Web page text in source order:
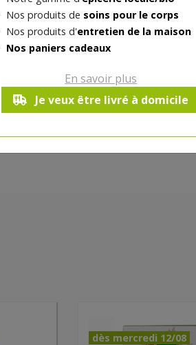
Nos produits de soins pour le corps
Nos produits d'entretien de la maison
Nos paniers cadeaux
En savoir plus
Je veux être livré à domicile
est indisponible pour le moment.
dès mercredi 12/08